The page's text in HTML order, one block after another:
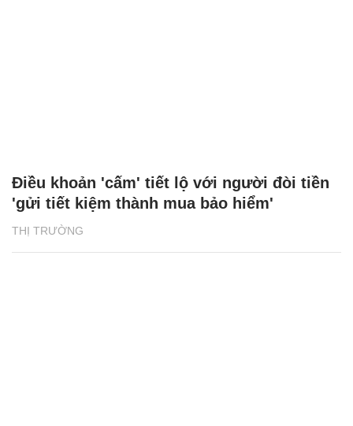
THỊ TRƯỜNG
Điều khoản 'cấm' tiết lộ với người đòi tiền
'gửi tiết kiệm thành mua bảo hiểm'